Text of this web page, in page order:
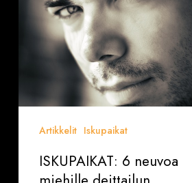
neuvoa
miehille
deittailun
alkumetreille
Artikkelit Iskupaikat
ISKUPAIKAT: 6 neuvoa